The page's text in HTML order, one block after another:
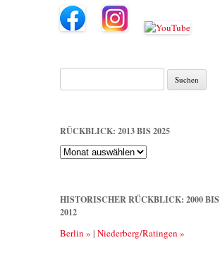
Suche
nach:
RÜCKBLICK: 2013 BIS 2025
Rückblick:
2013
bis
HISTORISCHER RÜCKBLICK: 2000 BIS
2012
Berlin » | Niederberg/Ratingen »